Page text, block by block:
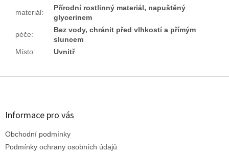
materiál:
Přírodní rostlinný materiál, napuštěný
glycerinem
péče:
Bez vody, chránit před vlhkostí a přímým
sluncem
Místo: Uvnitř
Z
Informace pro vás
Obchodní podmínky
Podmínky ochrany osobních údajů